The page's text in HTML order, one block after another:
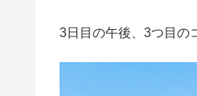
3日目の午後、3つ目の